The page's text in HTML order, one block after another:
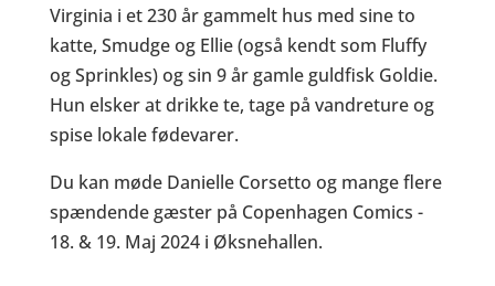
Virginia i et 230 år gammelt hus med sine to
katte, Smudge og Ellie (også kendt som Fluffy
og Sprinkles) og sin 9 år gamle guldfisk Goldie.
Hun elsker at drikke te, tage på vandreture og
spise lokale fødevarer.
Du kan møde Danielle Corsetto og mange flere
spændende gæster på Copenhagen Comics -
18. & 19. Maj 2024 i Øksnehallen.